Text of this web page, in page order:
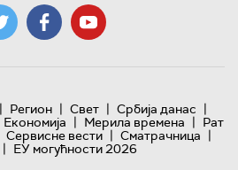
| Регион | Свет | Србија данас |
Економија | Мерила времена | Рат
Сервисне вести | Сматрачница |
| ЕУ могућности 2026